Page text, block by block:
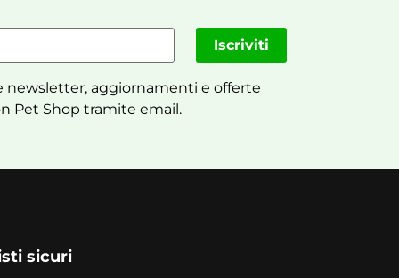
newsletter, aggiornamenti e offerte
Pet Shop tramite email.
Iscriviti
sicuri